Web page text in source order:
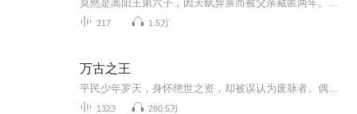
317 1.5万
万古之王
1323 280.5万